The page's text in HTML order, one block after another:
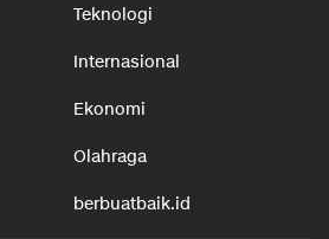
Teknologi
Internasional
Ekonomi
Olahraga
berbuatbaik.id